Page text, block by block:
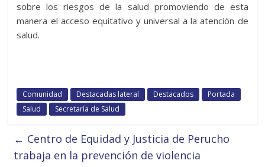
sobre los riesgos de la salud promoviendo de esta
manera el acceso equitativo y universal a la atención de
salud.
Comunidad Destacadas lateral Destacados
Portada
Salud
Secretaría de Salud
← Centro de Equidad y Justicia de Perucho
trabaja en la prevención de violencia